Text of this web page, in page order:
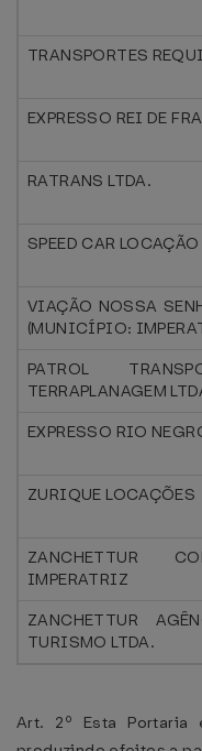
TRANSPORTES
EXPRESSO REI DE
RATRANS LTDA.
SPEED CAR
VIAÇÃO NOSSA
(MUNICÍPIO:
PATROL
TERRAPLANAGEM
EXPRESSO RIO
ZURIQUE LOCAÇÕES
ZANCHETTUR
IMPERATRIZ
ZANCHETTUR
TURISMO LTDA.
Art. 2º Esta